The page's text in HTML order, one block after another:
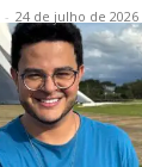
- 24 de julho de 2026